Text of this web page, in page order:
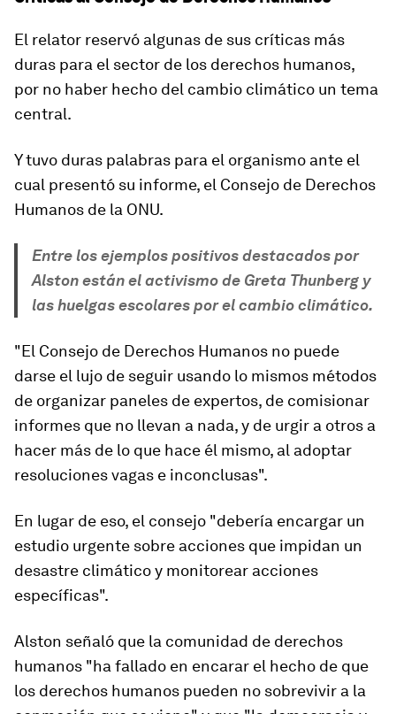
El relator reservó algunas de sus críticas más
duras para el sector de los derechos humanos,
por no haber hecho del cambio climático un tema
central.
Y tuvo duras palabras para el organismo ante el
cual presentó su informe, el Consejo de Derechos
Humanos de la ONU.
Entre los ejemplos positivos destacados por
Alston están el activismo de Greta Thunberg y
las huelgas escolares por el cambio climático.
"El Consejo de Derechos Humanos no puede
darse el lujo de seguir usando lo mismos métodos
de organizar paneles de expertos, de comisionar
informes que no llevan a nada, y de urgir a otros a
hacer más de lo que hace él mismo, al adoptar
resoluciones vagas e inconclusas".
En lugar de eso, el consejo "debería encargar un
estudio urgente sobre acciones que impidan un
desastre climático y monitorear acciones
específicas".
Alston señaló que la comunidad de derechos
humanos "ha fallado en encarar el hecho de que
los derechos humanos pueden no sobrevivir a la